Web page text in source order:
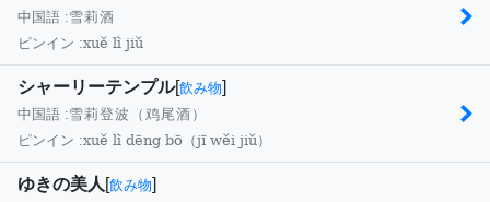
中国語 :雪莉酒
ピンイン :xuě lì jiǔ
シャーリーテンプル[飲み物]
中国語 :雪莉登波（鸡尾酒）
ピンイン :xuě lì dēng bō（jī wěi jiǔ）
ゆきの美人 [飲み物]